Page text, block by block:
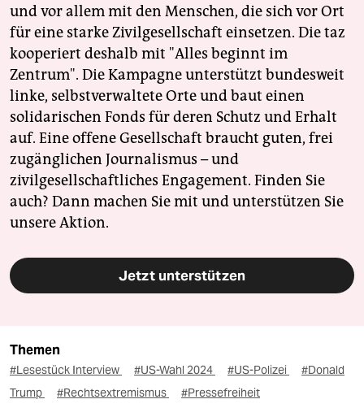
und vor allem mit den Menschen, die sich vor Ort
für eine starke Zivilgesellschaft einsetzen. Die taz
kooperiert deshalb mit "Alles beginnt im
Zentrum". Die Kampagne unterstützt bundesweit
linke, selbstverwaltete Orte und baut einen
solidarischen Fonds für deren Schutz und Erhalt
auf. Eine offene Gesellschaft braucht guten, frei
zugänglichen Journalismus – und
zivilgesellschaftliches Engagement. Finden Sie
auch? Dann machen Sie mit und unterstützen Sie
unsere Aktion.
Jetzt unterstützen
Themen
#Lesestück Interview #US-Wahl 2024 #US-Polizei
#Donald
Trump
#Rechtsextremismus #Pressefreiheit